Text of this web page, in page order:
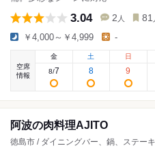
3.04 2 人 81
￥4,000～￥4,999 -
空席
情報
金
8/7
土
8
日
9
阿波の肉料理AJITO
徳島市 / ダイニングバー、鍋、ステーキ